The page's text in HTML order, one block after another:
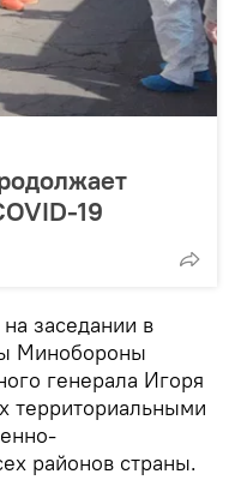
19
заседании в
Минобороны
генерала Игоря
территориальными
районов страны.